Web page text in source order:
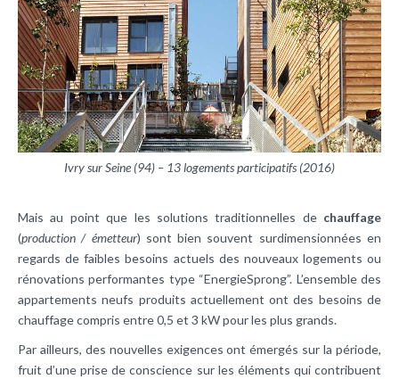
Ivry sur Seine (94) – 13 logements participatifs (2016)
Mais au point que les solutions traditionnelles de chauffage
(production / émetteur) sont bien souvent surdimensionnées en
regards de faibles besoins actuels des nouveaux logements ou
rénovations performantes type “EnergieSprong”. L’ensemble des
appartements neufs produits actuellement ont des besoins de
chauffage compris entre 0,5 et 3 kW pour les plus grands.
Par ailleurs, des nouvelles exigences ont émergés sur la période,
fruit d’une prise de conscience sur les éléments qui contribuent